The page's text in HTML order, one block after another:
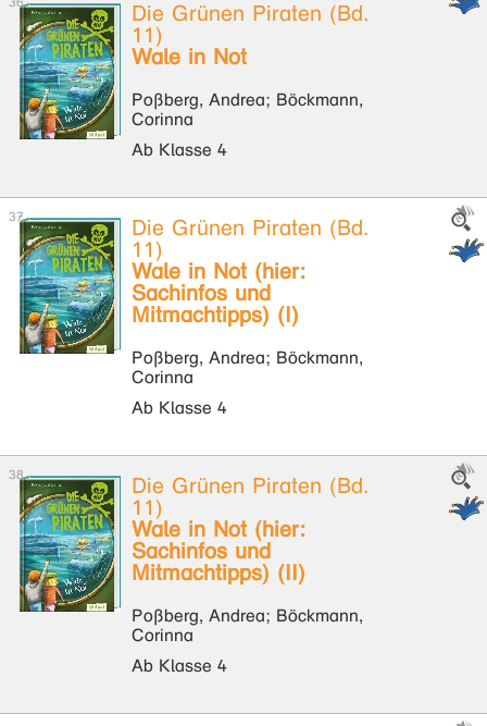
Die Grünen Piraten (Bd.
11)
Wale in Not
Poßberg, Andrea; Böckmann,
Corinna
Ab Klasse 4
Die Grünen Piraten (Bd.
11)
Wale in Not (hier:
Sachinfos und
Mitmachtipps) (I)
Poßberg, Andrea; Böckmann,
Corinna
Ab Klasse 4
Die Grünen Piraten (Bd.
11)
Wale in Not (hier:
Sachinfos und
Mitmachtipps) (II)
Poßberg, Andrea; Böckmann,
Corinna
Ab Klasse 4